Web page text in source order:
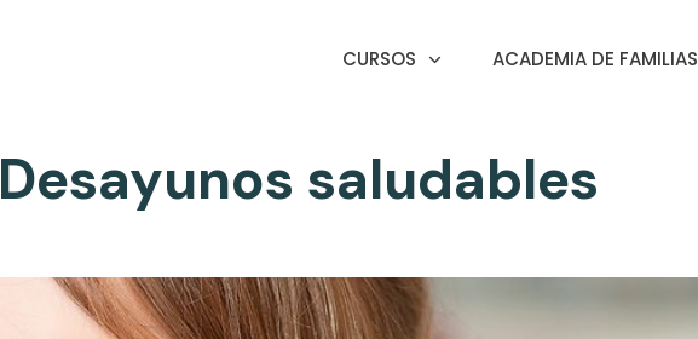
CURSOS ACADEMIA DE FAMILIAS
Desayunos saludables